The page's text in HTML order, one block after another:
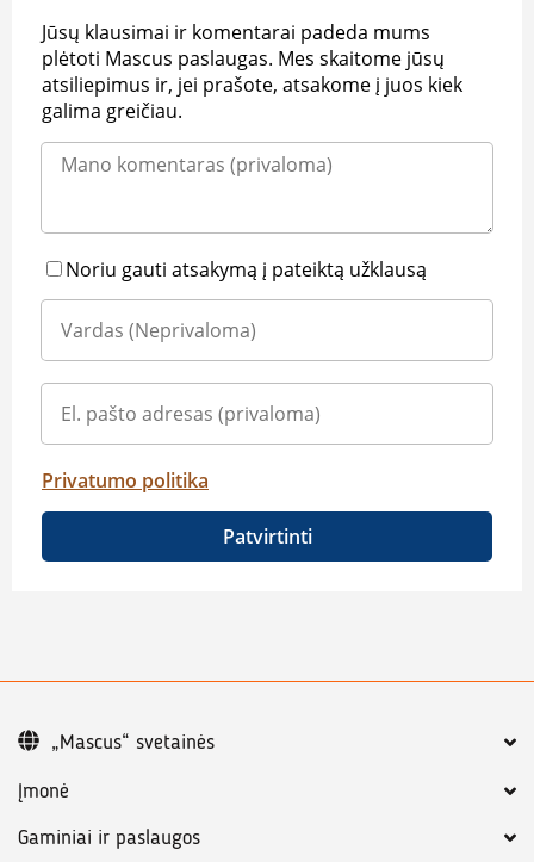
Jūsų klausimai ir komentarai padeda mums
plėtoti Mascus paslaugas. Mes skaitome jūsų
atsiliepimus ir, jei prašote, atsakome į juos kiek
galima greičiau.
Noriu gauti atsakymą į pateiktą užklausą
Privatumo politika
Patvirtinti
Įmonė
Gaminiai ir paslaugos
„Mascus“ svetainės